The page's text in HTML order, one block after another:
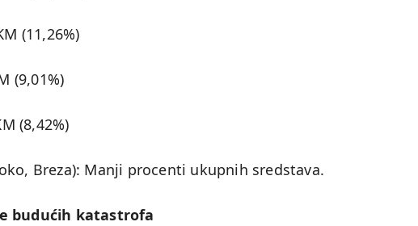
(11,26%)
(9,01%)
(8,42%)
Breza): Manji procenti ukupnih sredstava.
budućih katastrofa